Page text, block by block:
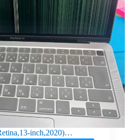
inch,2020)…